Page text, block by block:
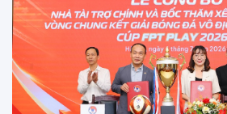
Giải bóng đá truyền thống xã
chính thức khởi tranh với sự
bóng, hứa hẹn mang đến những
HLV Kim Sang Sik: "ĐT Việt